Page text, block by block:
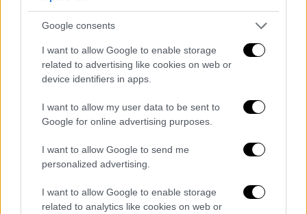
Google consents
I want to allow Google to enable storage
related to advertising like cookies on web or
device identifiers in apps.
I want to allow my user data to be sent to
Google for online advertising purposes.
I want to allow Google to send me
personalized advertising.
I want to allow Google to enable storage
related to analytics like cookies on web or
Ελλάδα|23.03.2023 22:24
Πώς η Ρωσίδα κατάσκοπος έβγαλε
πλαστή ταυτότητα μέσω
παραθρησκευτικής οργάνωσης - Ποιος
είναι ο 75χρονος που τη βοήθησε
Ο 75χρονος δεν γνώριζε πως η πραγματική
Αναστασία Τσάλλα είχε πεθάνει πριν από 5
χρόνια